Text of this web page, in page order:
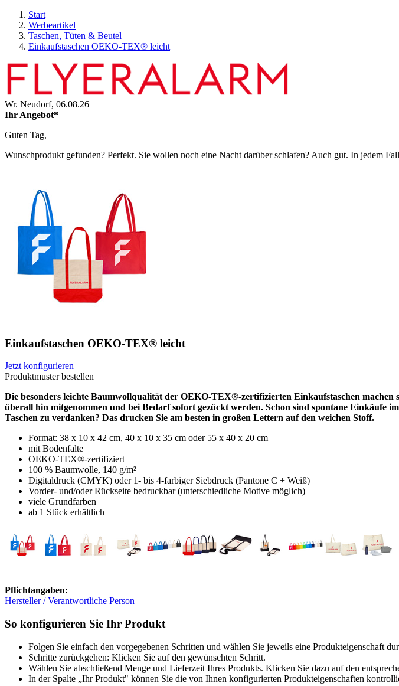
Start
Werbeartikel
Taschen, Tüten & Beutel
Einkaufstaschen OEKO-TEX® leicht
Wr. Neudorf, 06.08.26
Ihr Angebot*
Guten Tag,
Wunschprodukt gefunden? Perfekt. Sie wollen noch eine Nacht darüber schlafen? Auch gut. In jedem
Einkaufstaschen OEKO-TEX® leicht
Jetzt konfigurieren
Produktmuster bestellen
Die besonders leichte Baumwollqualität der OEKO-TEX®-zertifizierten Einkaufstaschen
überall hin mitgenommen und bei Bedarf sofort gezückt werden. Schon sind spontane
Taschen zu verdanken? Das drucken Sie am besten in großen Lettern auf den weichen Stoff.
Format: 38 x 10 x 42 cm, 40 x 10 x 35 cm oder 55 x 40 x 20 cm
mit Bodenfalte
OEKO-TEX®-zertifiziert
100 % Baumwolle, 140 g/m²
Digitaldruck (CMYK) oder 1- bis 4-farbiger Siebdruck (Pantone C + Weiß)
Vorder- und/oder Rückseite bedruckbar (unterschiedliche Motive möglich)
viele Grundfarben
ab 1 Stück erhältlich
Pflichtangaben:
Hersteller / Verantwortliche Person
So konfigurieren Sie Ihr Produkt
Folgen Sie einfach den vorgegebenen Schritten und wählen Sie jeweils eine Produkteigenschaft
Schritte zurückgehen: Klicken Sie auf den gewünschten Schritt.
Wählen Sie abschließend Menge und Lieferzeit Ihres Produkts. Klicken Sie dazu auf den
In der Spalte „Ihr Produkt" können Sie die von Ihnen konfigurierten Produkteigenschaften